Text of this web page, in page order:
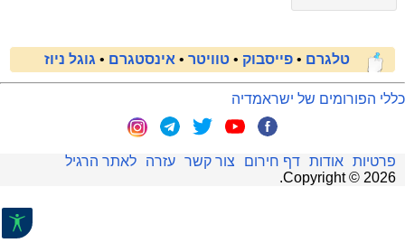
טלגרם • פייסבוק • טוויטר • אינסטגרם • גוגל ניוז
כללי הפורומים של ישראמדיה
פרטיות אודות דף חירום צור קשר עזרה
לאתר הרגיל
Copyright © 2026
.